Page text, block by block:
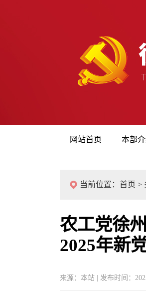
网站首页 本部
当前位置： 首页 >
农工党徐
2025年新
来源：本站 | 发布时间：